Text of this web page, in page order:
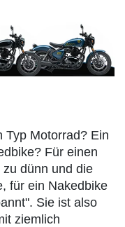
Typ Motorrad? Ein
Für einen
dünn und die
für ein Nakedbike
Sie ist also
ziemlich